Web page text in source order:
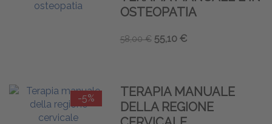
OSTEOPATIA
58,00 € 55,10 €
-5%
TERAPIA MANUALE
DELLA REGIONE